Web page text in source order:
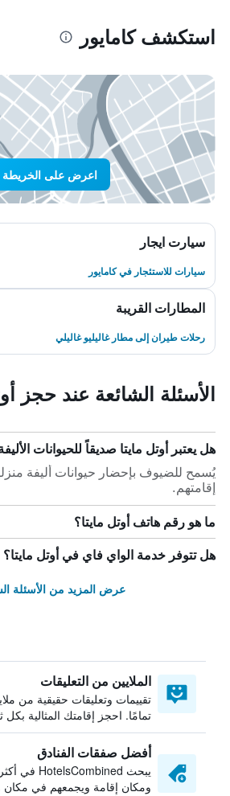
استكشف كامايور
اعرض على الخريطة
سيارت ايجار
سيارات للاستئجار في كامايور
المطارات القريبة
رحلات طيران إلى مطار غاليليو غاليلي
الأسئلة الشائعة عند حجز
هل يعتبر أوتل مايتا صديقاً للحيوانات
يُسمح للضيوف بإحضار حيوانات أليفة
إقامتهم.
ما هو رقم هاتف أوتل مايتا؟
هل تتوفر خدمة الواي فاي في أوتل مايتا؟
عرض المزيد من الأسئلة
الملايين من التعليقات
تقييمات وتعليقات حقيقية من
تمامًا. احجز إقامتك المثالية بكل
أفضل صفقات الفنادق
ومكان إقامة ويجمعهم في